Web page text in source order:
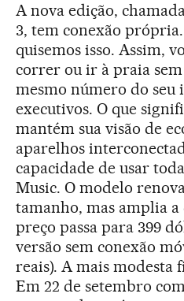
A nova edição,
3, tem conexão própria.
quisemos isso. Assim,
correr ou ir à praia
mesmo número do seu
executivos. O que
mantém sua visão de
aparelhos
capacidade de usar
Music. O modelo
tamanho, mas amplia
preço passa para 399
versão sem conexão
reais). A mais modesta
Em 22 de setembro